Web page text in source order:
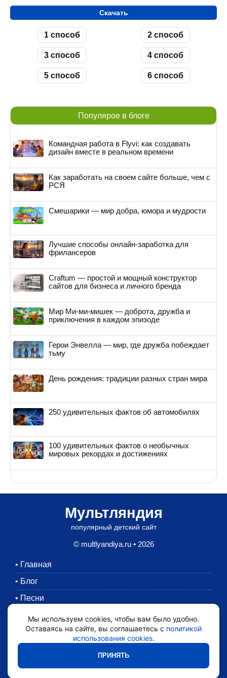
Скачать
1 способ 2 способ
3 способ 4 способ
5 способ 6 способ
Популярое в блоге
Командная работа в Flyvi: как создавать
дизайн вместе в реальном времени
Как заработать на своем сайте больше, чем с
РСЯ
Смешарики — мир добра, юмора и мудрости
Лучшие способы онлайн-заработка для
фрилансеров
Craftum — простой и мощный конструктор
сайтов для бизнеса и личного бренда
Мир Ми-ми-мишек — доброта, дружба и
приключения в каждом эпизоде
Герои Энвелла — мир, где дружба побеждает
тьму
День рождения: традиции разных стран мира
250 удивительных фактов об автомобилях
100 удивительных фактов о необычных
мировых рекордах и достижениях
Мультляндия
популярный детский сайт
© multlyandiya.ru • 2026
• Главная
• Блог
• Песни
Раскраски
Картинки
•
•
Мы используем cookies, чтобы вам было удобно.
Оставаясь на сайте, вы соглашаетесь с политикой
использования cookies.
ПРИНЯТЬ